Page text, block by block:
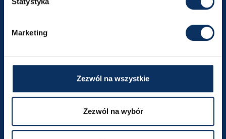
Marketing
Zezwól na wszystkie
Zezwól na wybór
Poznaj nasze oddziały i umów się na rozmowę
Wyznacz trasę
krakow@sprowadzamyauta.pl
SZCZEGÓŁY LOKALIZACJI